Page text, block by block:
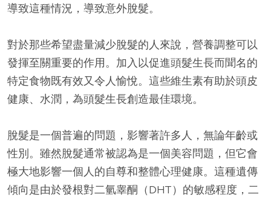
導致這種情況，導致意外脫髮。
對於那些希望盡量減少脫髮的人來說，營養調整可以
發揮至關重要的作用。加入以促進頭髮生長而聞名的
特定食物既有效又令人愉悅。這些維生素有助於頭皮
健康、水潤，為頭髮生長創造最佳環境。
脫髮是一個普遍的問題，影響著許多人，無論年齡或
性別。雖然脫髮通常被認為是一個美容問題，但它會
極大地影響一個人的自尊和整體心理健康。這種遺傳
傾向是由於發根對二氫睾酮（DHT）的敏感程度，二